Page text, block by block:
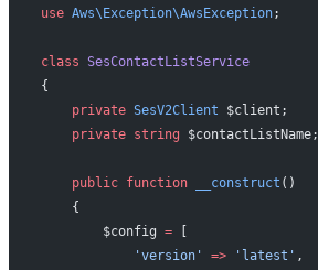
use Aws\Exception\AwsException;
class SesContactListService
{
    private
SesV2Client $client;
    private
string $contactListName;
    public
function __construct ()
    {
        $config
= [
            'version'
=> 'latest' ,